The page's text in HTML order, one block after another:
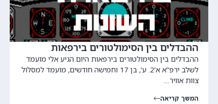
ההבדלים בין הסימולטורים בירפאות
ההבדלים בין הסימולטורים בירפאות היום הגיע אלי מועמד
לשלב ירפ"א א'2. ע', בן 17 וחמישה חודשים, מועמד למסלול
צוות אוויר....
המשך קריאה